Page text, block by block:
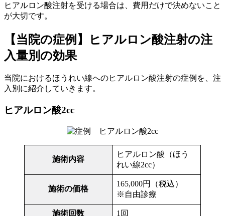
ヒアルロン酸注射を受ける場合は、費用だけで決めないこと
が大切です。
【当院の症例】ヒアルロン酸注射の注
入量別の効果
当院におけるほうれい線へのヒアルロン酸注射の症例を、注
入別に紹介していきます。
ヒアルロン酸2cc
施術内容
ヒアルロン酸（ほう
れい線2cc）
施術の価格
165,000円（税込）
※自由診療
施術回数 1回